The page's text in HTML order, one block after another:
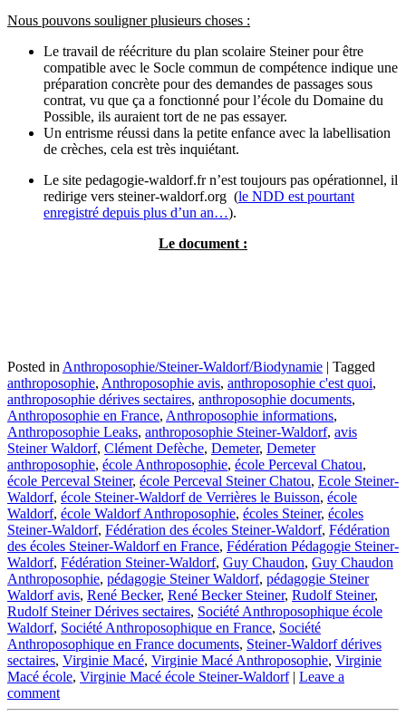
Nous pouvons souligner plusieurs choses :
Le travail de réécriture du plan scolaire Steiner pour être
compatible avec le Socle commun de compétence indique une
préparation concrète pour des demandes de passages sous
contrat, vu que ça a fonctionné pour l’école du Domaine du
Possible, ils auraient tort de ne pas essayer.
Un entrisme réussi dans la petite enfance avec la labellisation
de crèches, cela est très inquiétant.
Le site pedagogie-waldorf.fr n’est toujours pas opérationnel, il
redirige vers steiner-waldorf.org (le NDD est pourtant
enregistré depuis plus d’un an…).
Le document :
Posted in Anthroposophie/Steiner-Waldorf/Biodynamie | Tagged
anthroposophie, Anthroposophie avis, anthroposophie c'est quoi,
anthroposophie dérives sectaires, anthroposophie documents,
Anthroposophie en France, Anthroposophie informations,
Anthroposophie Leaks, anthroposophie Steiner-Waldorf, avis
Steiner Waldorf, Clément Defèche, Demeter, Demeter
anthroposophie, école Anthroposophie, école Perceval Chatou,
école Perceval Steiner, école Perceval Steiner Chatou, Ecole Steiner-
Waldorf, école Steiner-Waldorf de Verrières le Buisson, école
Waldorf, école Waldorf Anthroposophie, écoles Steiner, écoles
Steiner-Waldorf, Fédération des écoles Steiner-Waldorf, Fédération
des écoles Steiner-Waldorf en France, Fédération Pédagogie Steiner-
Waldorf, Fédération Steiner-Waldorf, Guy Chaudon, Guy Chaudon
Anthroposophie, pédagogie Steiner Waldorf, pédagogie Steiner
Waldorf avis, René Becker, René Becker Steiner, Rudolf Steiner,
Rudolf Steiner Dérives sectaires, Société Anthroposophique école
Waldorf, Société Anthroposophique en France, Société
Anthroposophique en France documents, Steiner-Waldorf dérives
sectaires, Virginie Macé, Virginie Macé Anthroposophie, Virginie
Macé école, Virginie Macé école Steiner-Waldorf | Leave a
comment